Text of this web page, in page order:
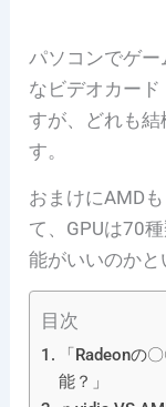
パソコンでゲ
なビデオカー
すが、どれも結
す。
おまけにAMD
て、GPUは70
能がいいのか
目次
「Radeonの
能？」